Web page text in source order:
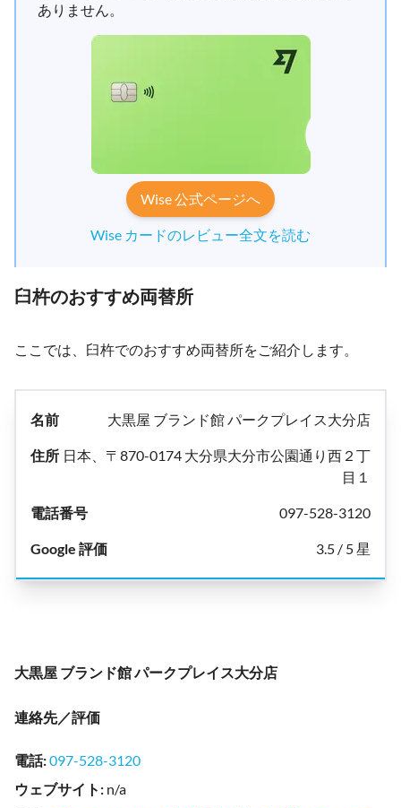
ありません。
Wise 公式ページへ
Wise カードのレビュー全文を読む
臼杵のおすすめ両替所
ここでは、臼杵でのおすすめ両替所をご紹介します。
大黒屋 ブランド館 パークプレイス大分店
日本、〒870-0174 大分県大分市公園通り西２丁
目１
097-528-3120
3.5 / 5 星
大黒屋 ブランド館 パークプレイス大分店
連絡先／評価
電話:097-528-3120
ウェブサイト : n/a